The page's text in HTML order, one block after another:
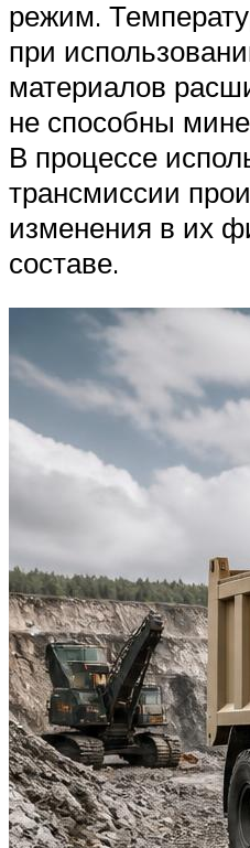
режим.
при
материалов
не способны
В процессе
трансмиссии
изменения в их
составе.